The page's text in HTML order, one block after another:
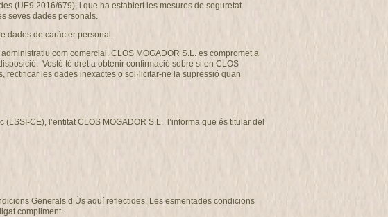
(UE9 2016/679), i que ha establert les mesures de seguretat
seves dades personals.
dades de caràcter personal.
com comercial. CLOS MOGADOR S.L. es compromet a
Vostè té dret a obtenir confirmació sobre si en CLOS
rectificar les dades inexactes o sol·licitar-ne la supressió quan
CE), l’entitat CLOS MOGADOR S.L. l’informa que és titular del
Generals d’Ús aquí reflectides. Les esmentades condicions
compliment.